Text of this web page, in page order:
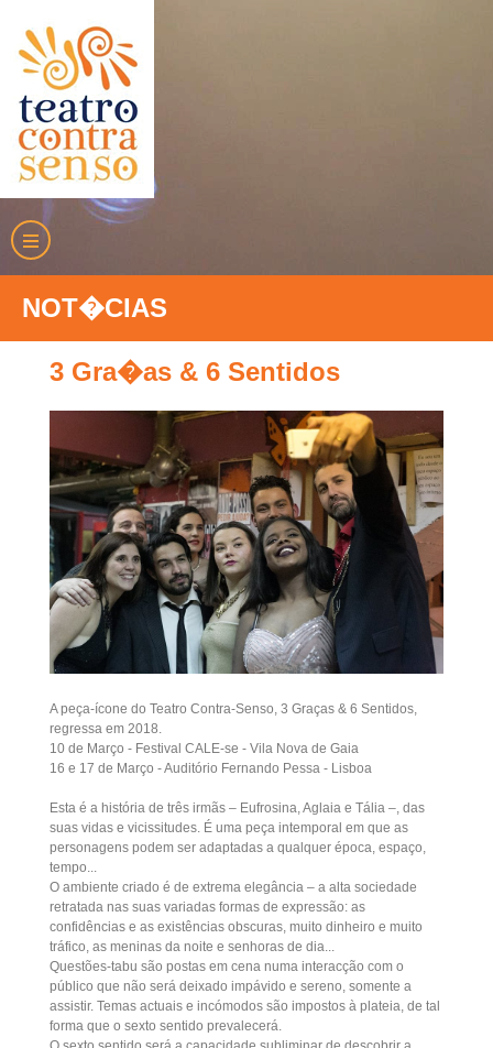
NOT�CIAS
3 Gra�as & 6 Sentidos
A peça-ícone do Teatro Contra-Senso, 3 Graças & 6 Sentidos,
regressa em 2018.
10 de Março - Festival CALE-se - Vila Nova de Gaia
16 e 17 de Março - Auditório Fernando Pessa - Lisboa
Esta é a história de três irmãs – Eufrosina, Aglaia e Tália –, das
suas vidas e vicissitudes. É uma peça intemporal em que as
personagens podem ser adaptadas a qualquer época, espaço,
tempo...
O ambiente criado é de extrema elegância – a alta sociedade
retratada nas suas variadas formas de expressão: as
confidências e as existências obscuras, muito dinheiro e muito
tráfico, as meninas da noite e senhoras de dia...
Questões-tabu são postas em cena numa interacção com o
público que não será deixado impávido e sereno, somente a
assistir. Temas actuais e incómodos são impostos à plateia, de tal
forma que o sexto sentido prevalecerá.